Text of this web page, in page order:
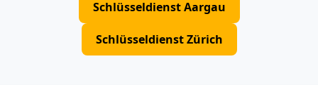
Schlüsseldienst Aargau
Schlüsseldienst Zürich